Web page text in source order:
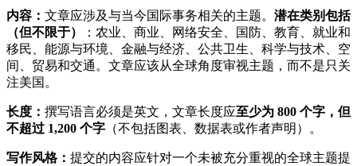
内容： 文章应涉及与当今国际事务相关的主题。 潜在类别包括
（但不限于）
：农业、商业、网络安全、国防、教育、就业和
移民、能源与环境、金融与经济、公共卫生、科学与技术、空
间、贸易和交通。文章应该从全球角度审视主题，而不是只关
注美国。
长度： 撰写语言必须是英文，文章长度应至少为 800 个字，但
不超过 1,200 个字 （不包括图表、数据表或作者声明）。
写作风格： 提交的内容应针对一个未被充分重视的全球主题提